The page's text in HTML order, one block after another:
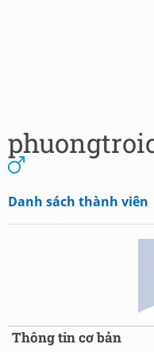
Danh sách thành viên
Thông tin cơ bản